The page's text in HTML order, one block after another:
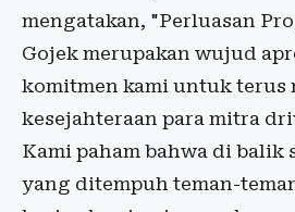
mengatakan, "Perluasan
Gojek merupakan wujud
komitmen kami untuk terus
kesejahteraan para mitra
Kami paham bahwa di balik
yang ditempuh teman-